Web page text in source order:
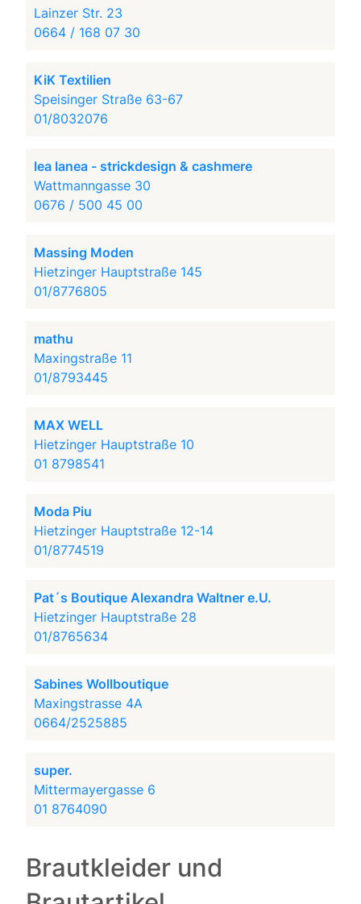
Lainzer Str. 23
0664 / 168 07 30
KiK Textilien
Speisinger Straße 63-67
01/8032076
lea lanea - strickdesign & cashmere
Wattmanngasse 30
0676 / 500 45 00
Massing Moden
Hietzinger Hauptstraße 145
01/8776805
mathu
Maxingstraße 11
01/8793445
MAX WELL
Hietzinger Hauptstraße 10
01 8798541
Moda Piu
Hietzinger Hauptstraße 12-14
01/8774519
Pat´s Boutique Alexandra Waltner e.U.
Hietzinger Hauptstraße 28
01/8765634
Sabines Wollboutique
Maxingstrasse 4A
0664/2525885
super.
Mittermayergasse 6
01 8764090
Brautkleider und